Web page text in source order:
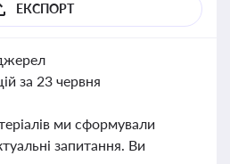
ЕКСПОРТ
за 23 червня
ми сформували
запитання. Ви